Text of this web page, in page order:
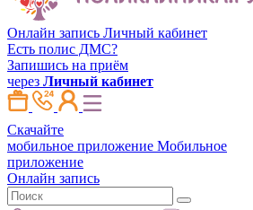
Онлайн запись Личный кабинет
Есть полис ДМС?
Запишись на приём
через Личный кабинет
Скачайте
мобильное приложение Мобильное
приложение
Онлайн запись